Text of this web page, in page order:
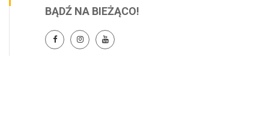
BĄDŹ NA BIEŻĄCO!